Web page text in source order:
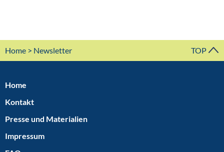
Home > Newsletter TOP
Home
Kontakt
Presse und Materialien
Impressum